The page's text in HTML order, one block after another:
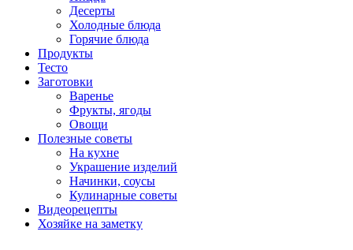
Десерты
Холодные блюда
Горячие блюда
Продукты
Тесто
Заготовки
Варенье
Фрукты, ягоды
Овощи
Полезные советы
На кухне
Украшение изделий
Начинки, соусы
Кулинарные советы
Видеорецепты
Хозяйке на заметку